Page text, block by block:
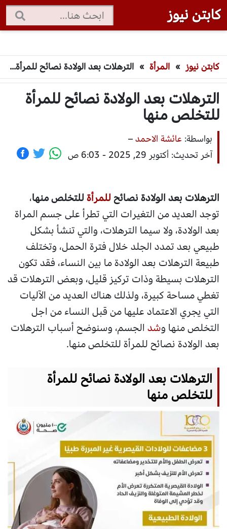
كابتن نيوز
كابتن نيوز » المرأة » الترهلات بعد الولادة نصائح للمرأة للتخلص منها
الترهلات بعد الولادة نصائح للمرأة
للتخلص منها
بواسطة: عائشة الاحمد–
آخر تحديث: أكتوبر 29, 2025 - 6:03 ص
الترهلات بعد الولادة نصائح للمرأةللتخلص منها،
توجد العديد من التغيرات التي تطرأ على جسم المراة
بعد الولادة، ولا سيما الترهلات، والتي تنشأ بشكل
طبيعي بعد تمدد الجلد خلال فترة الحمل، وتختلف
طبيعة الترهلات بعد الولادة ما بين النساء، فقد تكون
الترهلات بسيطة وذات تركيز قليل، وبعض الترهلات قد
تغطي مساحة كبيرة، ولذلك هناك العديد من الآليات
التي يجري الاعتماد عليها من قبل النساء من اجل
التخلص منها وشد الجسم، وسنوضح أسباب الترهلات
بعد الولادة نصائح للمرأة للتخلص منها.
الترهلات بعد الولادة نصائح للمرأة
للتخلص منها